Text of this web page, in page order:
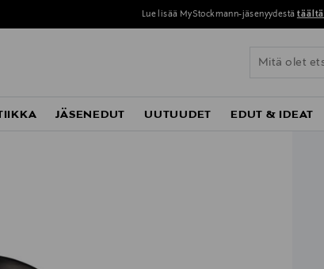
Lue lisää MyStockmann-jäsenyydestä täältä
JÄSENEDUT UUTUUDET EDUT & IDEAT